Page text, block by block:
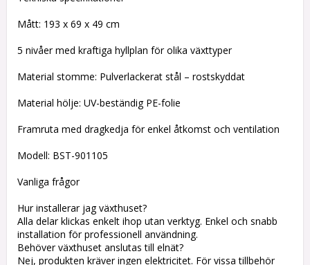
Mått: 193 x 69 x 49 cm
5 nivåer med kraftiga hyllplan för olika växttyper
Material stomme: Pulverlackerat stål – rostskyddat
Material hölje: UV-beständig PE-folie
Framruta med dragkedja för enkel åtkomst och ventilation
Modell: BST-901105
Vanliga frågor
Hur installerar jag växthuset?
Alla delar klickas enkelt ihop utan verktyg. Enkel och snabb
installation för professionell användning.
Behöver växthuset anslutas till elnät?
Nej, produkten kräver ingen elektricitet. För vissa tillbehör